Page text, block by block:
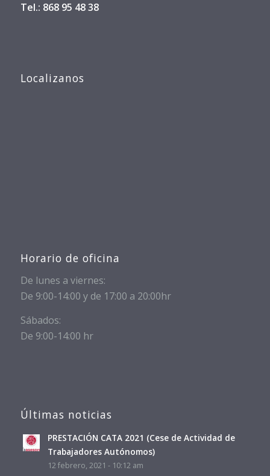
Tel.: 868 95 48 38
Localizanos
Horario de oficina
De lunes a viernes:
De 9:00-14:00 y de 17:00 a 20:00hr
Sábados:
De 9:00-14:00 hr
Últimas noticias
PRESTACIÓN CATA 2021 (Cese de Actividad de
Trabajadores Autónomos)
12 febrero, 2021 - 10:12 am